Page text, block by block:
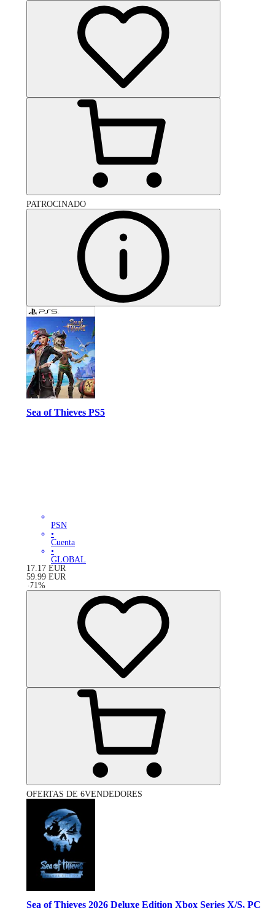
PATROCINADO
Sea of Thieves PS5
PSN
•
Cuenta
•
GLOBAL
17.17 EUR
59.99 EUR
-71%
OFERTAS DE 6VENDEDORES
Sea of Thieves 2026 Deluxe Edition Xbox Series X/S, PC